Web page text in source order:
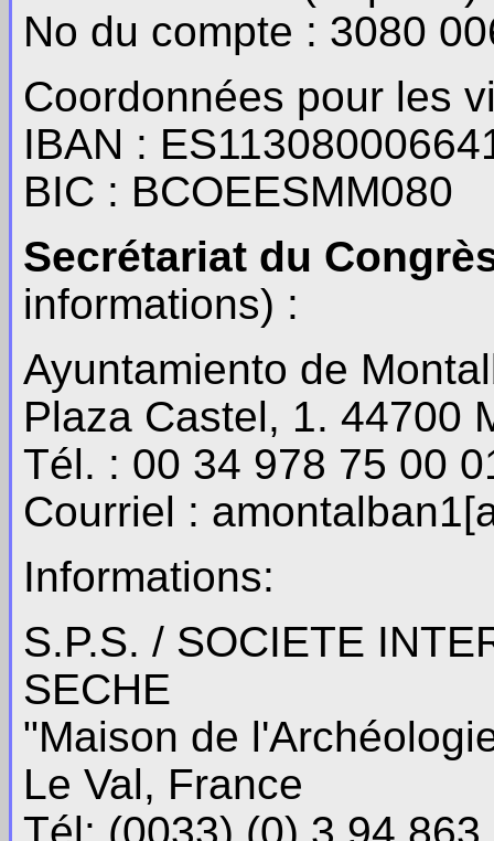
No du compte : 3080
Coordonnées pour les
IBAN :
BIC : BCOEESMM080
Secrétariat du
informations) :
Ayuntamiento de
Plaza Castel, 1. 44700
Tél. : 00 34 978 75 00
Courriel :
Informations:
S.P.S. / SOCIETE
SECHE
"Maison de
Le Val, France